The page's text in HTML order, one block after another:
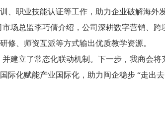
、职业技能认证等工作，助力企业破解海外
场总监李巧倩介绍，公司深耕数字营销、跨
修、师资互派等方式输出优质教学资源。
建立了常态化联动机制。下一步，我商会
际化赋能产业国际化，助力闽企稳步 “走出去